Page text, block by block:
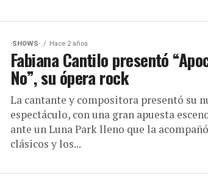
·SHOWS· Hace 2 años
Fabiana Cantilo presentó
No”, su ópera rock
La cantante y compositora presentó su
espectáculo, con una gran apuesta
ante un Luna Park lleno que la
clásicos y los...